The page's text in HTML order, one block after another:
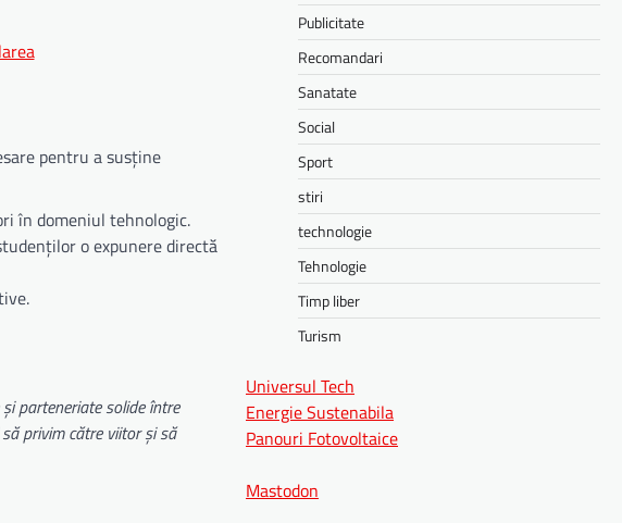
pentru a susține
în domeniul tehnologic.
o expunere directă
parteneriate solide între
privim către viitor și să
Publicitate
Recomandari
Sanatate
Social
Sport
stiri
technologie
Tehnologie
Timp liber
Turism
Universul Tech
Energie Sustenabila
Panouri Fotovoltaice
Mastodon